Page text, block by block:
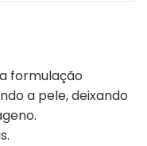
formulação
a pele, deixando